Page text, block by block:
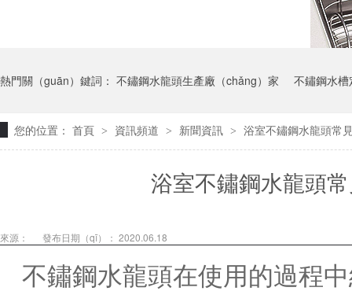
熱門關（guān）鍵詞： 不鏽鋼水龍頭生產廠（chǎng）家 不鏽鋼水槽
您的位置： 首頁 > 資訊頻道 > 新聞資訊 > 浴室不鏽鋼水龍頭常
浴室不鏽鋼水龍頭
來源： 發布日期（qī）： 2020.06.18
不鏽鋼水龍頭在使用的過程